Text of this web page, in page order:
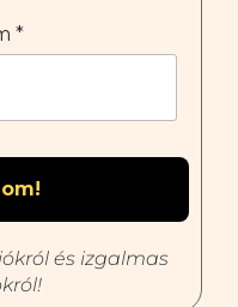
*
és izgalmas